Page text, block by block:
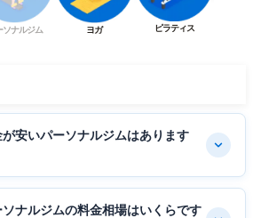
ソナルジム ヨガ ピラティス
安いパーソナルジムはあります
ナルジムの料金相場はいくらです